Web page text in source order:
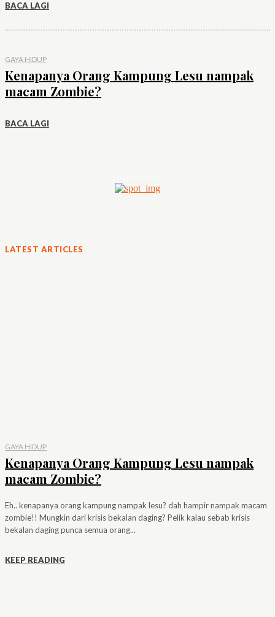
BACA LAGI
GAYA HIDUP
Kenapanya Orang Kampung Lesu nampak
macam Zombie?
BACA LAGI
LATEST ARTICLES
GAYA HIDUP
Kenapanya Orang Kampung Lesu nampak
macam Zombie?
Eh.. kenapanya orang kampung nampak lesu? dah hampir nampak macam
zombie!! Mungkin dari krisis bekalan daging? Pelik kalau sebab krisis
bekalan daging punca semua orang...
KEEP READING